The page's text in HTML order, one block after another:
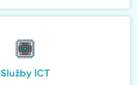
Služby ICT